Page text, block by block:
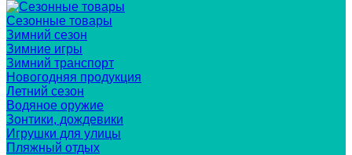
Сезонные товары
Зимний сезон
Зимние игры
Зимний транспорт
Новогодняя продукция
Летний сезон
Водяное оружие
Зонтики, дождевики
Игрушки для улицы
Пляжный отдых